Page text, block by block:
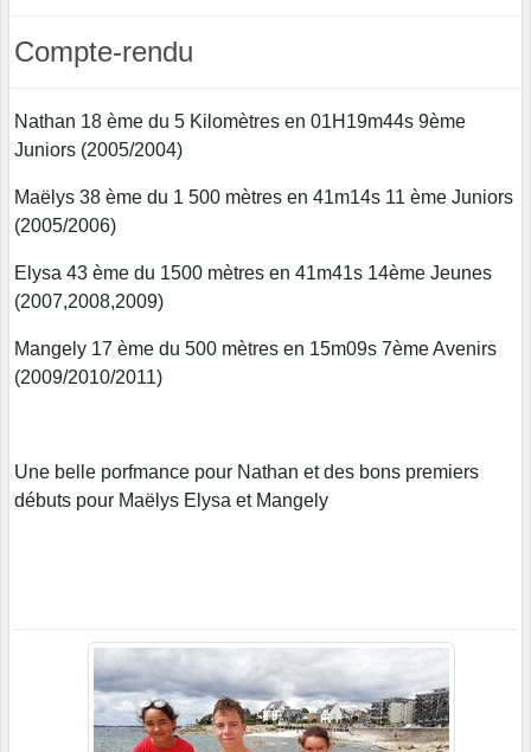
Compte-rendu
Nathan 18 ème du 5 Kilomètres en 01H19m44s 9ème
Juniors (2005/2004)
Maëlys 38 ème du 1 500 mètres en 41m14s 11 ème Juniors
(2005/2006)
Elysa 43 ème du 1500 mètres en 41m41s 14ème Jeunes
(2007,2008,2009)
Mangely 17 ème du 500 mètres en 15m09s 7ème Avenirs
(2009/2010/2011)
Une belle porfmance pour Nathan et des bons premiers
débuts pour Maëlys Elysa et Mangely